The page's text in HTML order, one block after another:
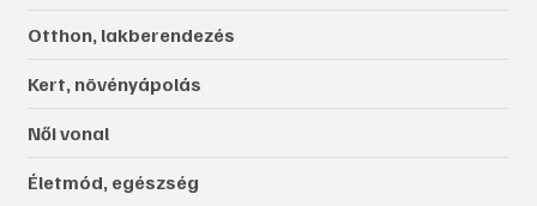
Otthon, lakberendezés
Kert, növényápolás
Női vonal
Életmód, egészség